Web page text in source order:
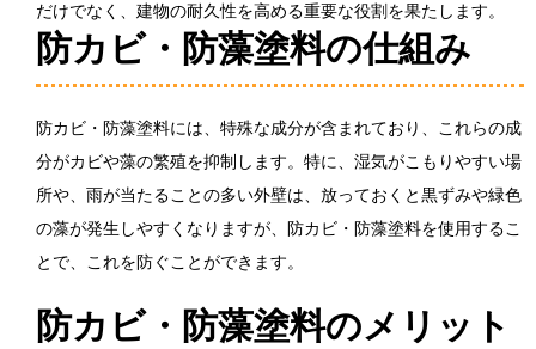
だけでなく、建物の耐久性を高める重要な役割を果たします。
防カビ・防藻塗料の仕組み
防カビ・防藻塗料には、特殊な成分が含まれており、これらの成
分がカビや藻の繁殖を抑制します。特に、湿気がこもりやすい場
所や、雨が当たることの多い外壁は、放っておくと黒ずみや緑色
の藻が発生しやすくなりますが、防カビ・防藻塗料を使用するこ
とで、これを防ぐことができます。
防カビ・防藻塗料のメリット